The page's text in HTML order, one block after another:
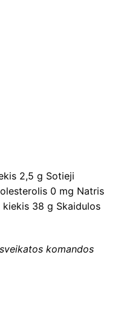
2,5 g Sotieji
0 mg Natris
kiekis 38 g Skaidulos
komandos